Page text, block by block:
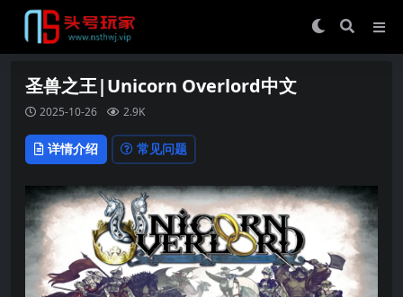
圣兽之王|Unicorn Overlord中文
2025-10-26 2.9K
详情介绍 常见问题